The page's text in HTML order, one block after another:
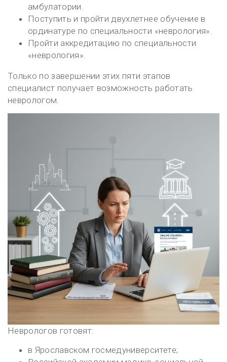
амбулатории.
Поступить и пройти двухлетнее обучение в
ординатуре по специальности «неврология».
Пройти аккредитацию по специальности
«неврология».
Только по завершении этих пяти этапов
специалист получает возможность работать
неврологом.
Неврологов готовят:
в Ярославском госмедуниверситете;